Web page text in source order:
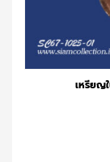
เหรียญ